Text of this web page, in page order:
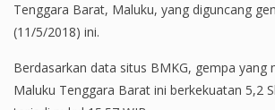
Tenggara Barat, Maluku, yang diguncang
(11/5/2018) ini.
Berdasarkan data situs BMKG, gempa yang
Maluku Tenggara Barat ini berkekuatan 5,2